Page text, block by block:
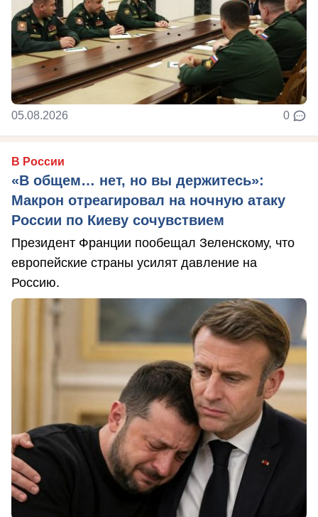
05.08.2026 0
В России
«В общем… нет, но вы держитесь»:
Макрон отреагировал на ночную атаку
России по Киеву сочувствием
Президент Франции пообещал Зеленскому, что
европейские страны усилят давление на
Россию.